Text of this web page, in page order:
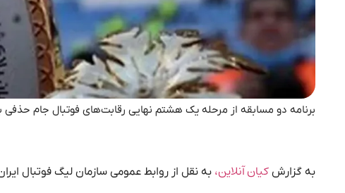
برنامه دو مسابقه از مرحله یک هشتم نهایی رقابت‌های فوتبال جام
به گزارش کیان آنلاین، به نقل از روابط عمومی سازمان لیگ فوتبال